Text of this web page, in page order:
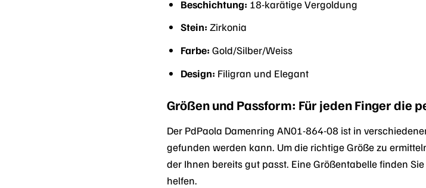
Beschichtung: 18-karätige Vergoldung
Stein: Zirkonia
Farbe: Gold/Silber/Weiss
Design: Filigran und Elegant
Größen und Passform: Für jeden Finger die
Der PdPaola Damenring AN01-864-08 ist in
gefunden werden kann. Um die richtige Größe zu
der Ihnen bereits gut passt. Eine Größentabelle finden
helfen.